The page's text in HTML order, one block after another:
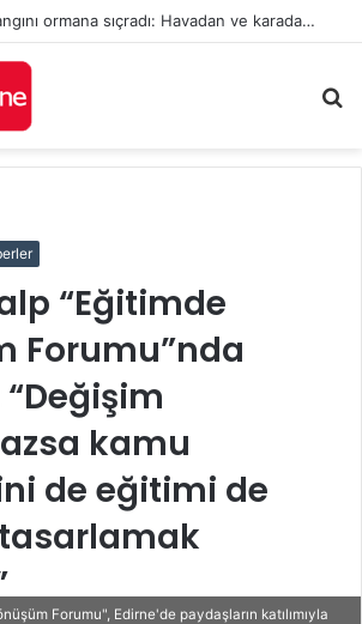
Meriç’te anız yangını ormana sıçradı: Havadan ve karadan müdahale sürüyor
...
“Eğitimde
Forumu”nda
kamu
de eğitimi de
Forumu", Edirne'de paydaşların katılımıyla